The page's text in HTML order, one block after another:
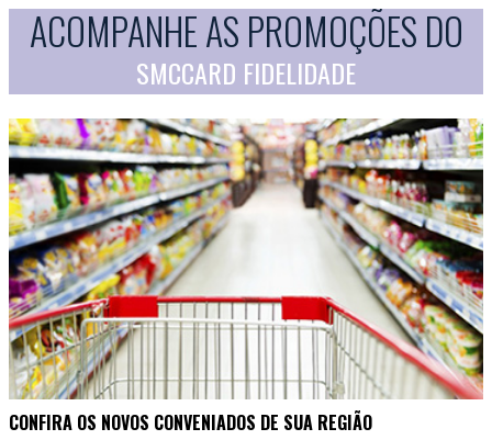
ACOMPANHE AS PROMOÇÕES DO
SMCCARD FIDELIDADE
CONFIRA OS NOVOS CONVENIADOS DE SUA REGIÃO